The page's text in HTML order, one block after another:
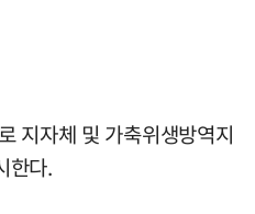
지자체 및 가축위생방역지
한다.